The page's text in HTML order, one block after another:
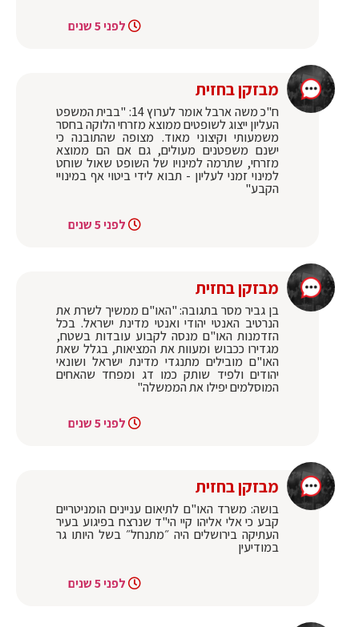
לפני 5 שנים
מבזקן בחזית
ח"כ משה ארבל אומר לערוץ 14: "בבית המשפט
העליון ייצוג לשופטים ממוצא מזרחי הלוקה בחסר
משמעותי וקיצוני מאוד. מצופה שהתובנה כי
ישנם משפטנים מעולים, גם אם הם ממוצא
מזרחי, שתרמה למינויו של השופט שאול שוחט
למינוי זמני לעליון - תבוא לידי ביטוי אף במינויי
הקבע"
לפני 5 שנים
מבזקן בחזית
בן גביר מסר בתגובה: "האו"ם ממשיך לשרת את
הנרטיב האנטי יהודי ואנטי מדינת ישראל. בכל
הזדמנות האו"ם מנסה לקבוע עובדות בשטח,
מגדירו ככבוש ומעוות את המציאות, בגלל שאת
האו"ם מובילים מתנגדי מדינת ישראל ושונאי
יהודים ולפיד שותק כמו דג ומפחד שהאחים
המוסלמים יפילו את הממשלה"
לפני 5 שנים
מבזקן בחזית
בושה: משרד האו"ם לתיאום עניינים הומניטריים
קבע כי אלי אליהו קיי הי"ד שנרצח בפיגוע בעיר
העתיקה בירושלים היה ״מתנחל״ בשל היותו גר
במודיעין
לפני 5 שנים